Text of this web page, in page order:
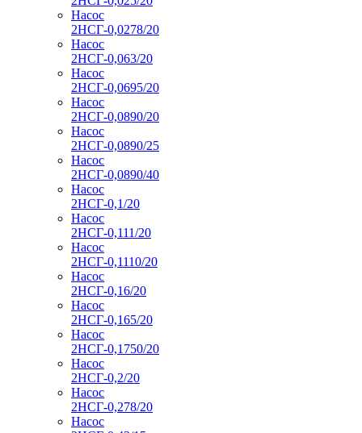
Насос
2НСГ-0,0278/20
Насос
2НСГ-0,063/20
Насос
2НСГ-0,0695/20
Насос
2НСГ-0,0890/20
Насос
2НСГ-0,0890/25
Насос
2НСГ-0,0890/40
Насос
2НСГ-0,1/20
Насос
2НСГ-0,111/20
Насос
2НСГ-0,1110/20
Насос
2НСГ-0,16/20
Насос
2НСГ-0,165/20
Насос
2НСГ-0,1750/20
Насос
2НСГ-0,2/20
Насос
2НСГ-0,278/20
Насос